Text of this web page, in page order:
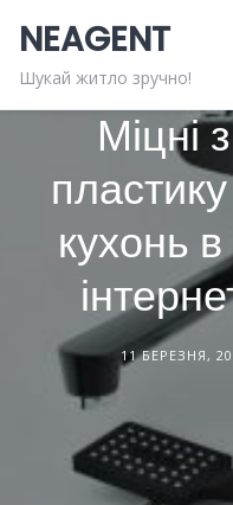
content
NEAGENT
Шукай житло зручно!
Міцні
кухонь
11 БЕРЕЗНЯ,